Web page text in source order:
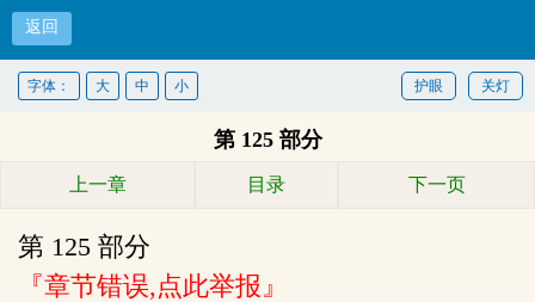
返回
关灯
护眼
字体： 大 中 小
第 125 部分
上一章 目录 下一页
第 125 部分
『章节错误,点此举报』